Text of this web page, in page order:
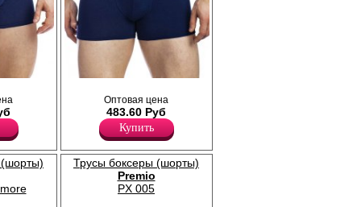
высококачественного гипоаллергенного
хлопка. Комфортный пояс - пришивная
резинка декорирована логотипом бренда и
узором в готическом стиле. Удобный
деталь.
Хлопок 95%
Оптовая цена
483.60 Руб
Купить
Трусы боксеры (шорты)
Premio
PX 005